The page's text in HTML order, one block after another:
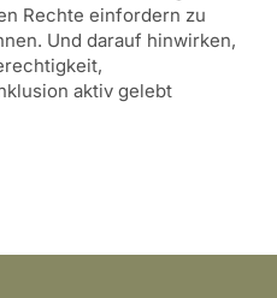
Rechte einfordern zu
Und darauf hinwirken,
aktiv gelebt